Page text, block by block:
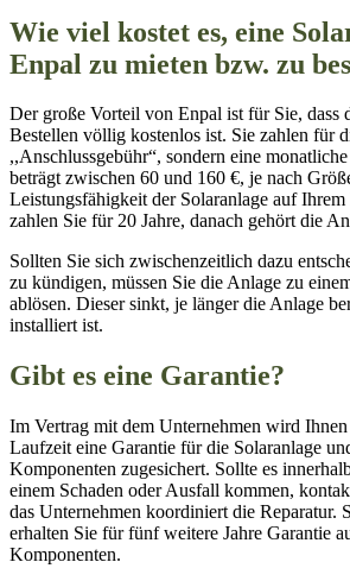
Wie viel kostet es, eine
Enpal zu mieten bzw. zu
Der große Vorteil von Enpal ist für Sie, dass
Bestellen völlig kostenlos ist. Sie zahlen für
,,Anschlussgebühr“, sondern eine
beträgt zwischen 60 und 160 €, je nach
Leistungsfähigkeit der Solaranlage auf
zahlen Sie für 20 Jahre, danach gehört die
Sollten Sie sich zwischenzeitlich dazu
zu kündigen, müssen Sie die Anlage zu
ablösen. Dieser sinkt, je länger die Anlage
installiert ist.
Gibt es eine Garantie?
Im Vertrag mit dem Unternehmen wird Ihnen
Laufzeit eine Garantie für die Solaranlage
Komponenten zugesichert. Sollte es
einem Schaden oder Ausfall kommen,
das Unternehmen koordiniert die Reparatur.
erhalten Sie für fünf weitere Jahre Garantie
Komponenten.